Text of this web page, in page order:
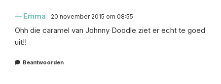
Emma 20 november 2015 om 08:55
Ohh die caramel van Johnny Doodle ziet er echt te goed
uit!!
Beantwoorden